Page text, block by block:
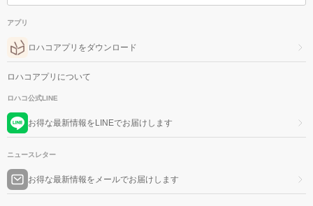
アプリ
ロハコアプリをダウンロード
ロハコアプリについて
ロハコ公式LINE
お得な最新情報をLINEでお届けします
ニュースレター
お得な最新情報をメールでお届けします